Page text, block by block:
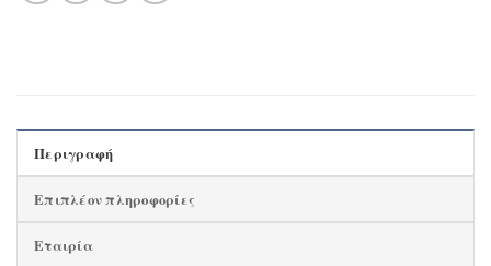
Περιγραφή
Επιπλέον πληροφορίες
Εταιρία